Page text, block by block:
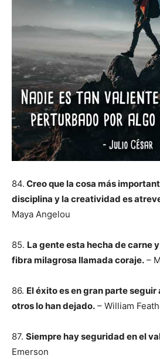
84. Creo que la cosa más
disciplina y la creatividad es
Maya Angelou
85. La gente esta hecha de carne
fibra milagrosa llamada coraje. –
86. El éxito es en gran parte
otros lo han dejado. – William
87. Siempre hay seguridad en el
Emerson